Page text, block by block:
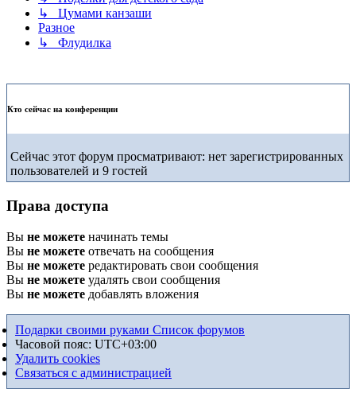
↳ Цумами канзаши
Разное
↳ Флудилка
Кто сейчас на конференции
Сейчас этот форум просматривают: нет зарегистрированных
пользователей и 9 гостей
Права доступа
Вы не можете начинать темы
Вы не можете отвечать на сообщения
Вы не можете редактировать свои сообщения
Вы не можете удалять свои сообщения
Вы не можете добавлять вложения
Подарки своими руками Список форумов
Часовой пояс: UTC+03:00
Удалить cookies
Связаться с администрацией